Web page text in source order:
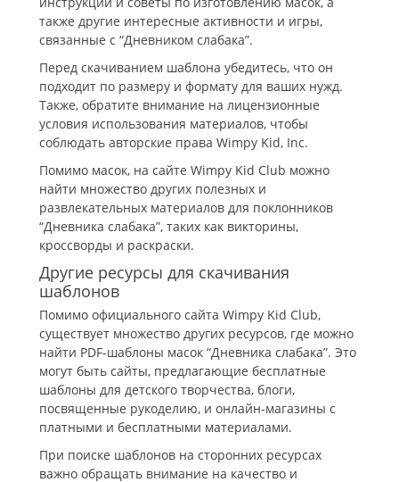
также другие интересные активности и игры,
связанные с “Дневником слабака”.
Перед скачиванием шаблона убедитесь, что он
подходит по размеру и формату для ваших нужд.
Также, обратите внимание на лицензионные
условия использования материалов, чтобы
соблюдать авторские права Wimpy Kid, Inc.
Помимо масок, на сайте Wimpy Kid Club можно
найти множество других полезных и
развлекательных материалов для поклонников
“Дневника слабака”, таких как викторины,
кроссворды и раскраски.
Другие ресурсы для скачивания
шаблонов
Помимо официального сайта Wimpy Kid Club,
существует множество других ресурсов, где можно
найти PDF-шаблоны масок “Дневника слабака”. Это
могут быть сайты, предлагающие бесплатные
шаблоны для детского творчества, блоги,
посвященные рукоделию, и онлайн-магазины с
платными и бесплатными материалами.
При поиске шаблонов на сторонних ресурсах
важно обращать внимание на качество и